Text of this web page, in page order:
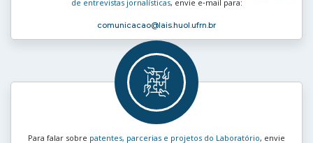
de entrevistas jornalísticas, envie e‑mail para:
comunicacao@lais.huol.ufrn.br
Para falar sobre patentes, parcerias e projetos do Laboratório, envie